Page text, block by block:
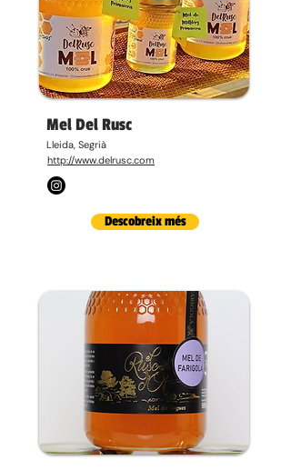
Mel Del Rusc
Lleida, Segrià
http://www.delrusc.com
Descobreix més